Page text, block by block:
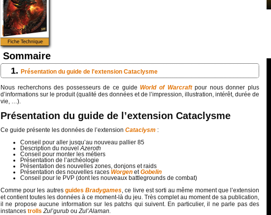
Sommaire
Présentation du guide de l'extension Cataclysme
Nous recherchons des possesseurs de ce guideWorld of Warcraftpour nous donner plus
d’informations sur le produit (qualité des données et de l’impression, illustration, intérêt, durée de
vie, …).
Présentation du guide de l’extension Cataclysme
Ce guide présente les données de l’extension Cataclysm :
Conseil pour aller jusqu’au nouveau pallier 85
Description du nouvelAzeroth
Conseil pour monter les métiers
Présentation de l’archéologie
Présentation des nouvelles zones, donjons et raids
Présentation des nouvelles races Worgen etGobelin
Conseil pour le PVP (dont les nouveaux battlegrounds de combat)
Comme pour les autres guidesBradygames, ce livre est sorti au même moment que l’extension
et contient toutes les données à ce moment-là du jeu. Très complet au moment de sa publication,
il ne propose aucune information sur les patchs qui suivent. En particulier, il ne parle pas des
instances trollsZul’gurub ouZul’Alaman.